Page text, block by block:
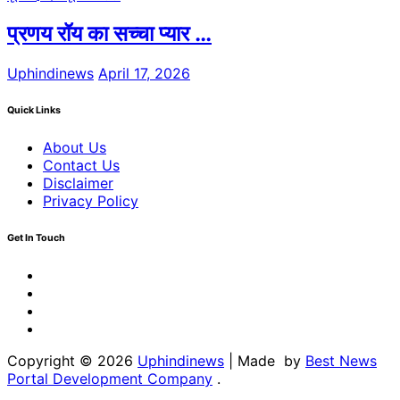
प्रणय रॉय का सच्चा प्यार …
Uphindinews April 17, 2026
Quick Links
About Us
Contact Us
Disclaimer
Privacy Policy
Get In Touch
Copyright © 2026 Uphindinews | Made by Best News
Portal Development Company .